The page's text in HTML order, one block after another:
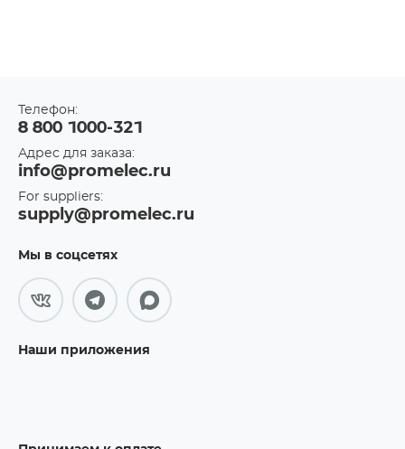
Телефон:
8 800 1000-321
Адрес для заказа:
info@promelec.ru
For suppliers:
supply@promelec.ru
Мы в соцсетях
Наши приложения